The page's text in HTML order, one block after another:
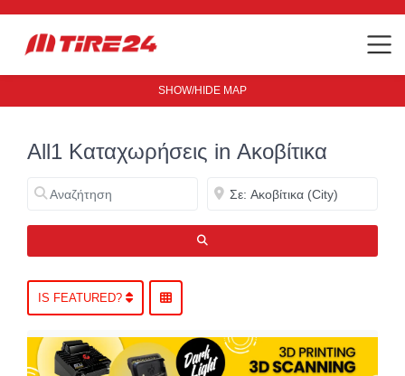
All1 Καταχωρήσεις in Ακοβίτικα
Αναζήτηση Κοντά
IS FEATURED?
SHOW/HIDE MAP